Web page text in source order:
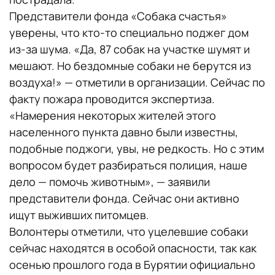
Представители фонда «Собака счастья»
уверены, что кто-то специально поджег дом
из-за шума. «Да, 87 собак на участке шумят и
мешают. Но бездомные собаки не берутся из
воздуха!» — отметили в организации. Сейчас по
факту пожара проводится экспертиза.
«Намерения некоторых жителей этого
населенного пункта давно были известны,
подобные поджоги, увы, не редкость. Но с этим
вопросом будет разбираться полиция, наше
дело — помочь животным», — заявили
представители фонда. Сейчас они активно
ищут выживших питомцев.
Волонтеры отметили, что уцелевшие собаки
сейчас находятся в особой опасности, так как
осенью прошлого года в Бурятии официально